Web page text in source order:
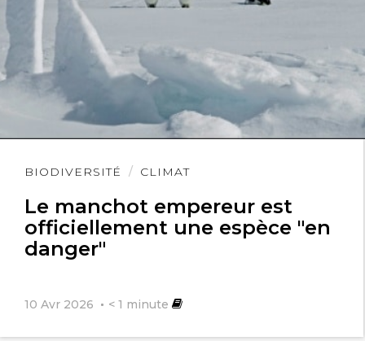
BIODIVERSITÉ CLIMAT
Le manchot empereur est
officiellement une espèce "en
danger"
10 Avr 2026 < 1 minute
Lire